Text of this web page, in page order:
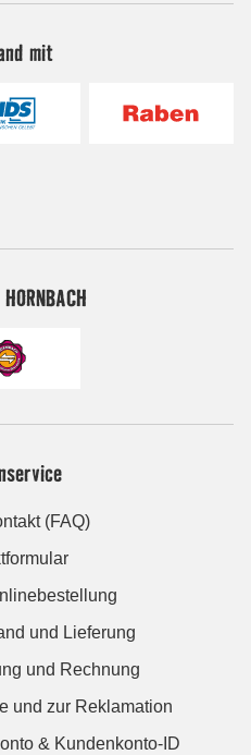
mit
(FAQ)
und Lieferung
und Rechnung
und zur Reklamation
& Kundenkonto-ID